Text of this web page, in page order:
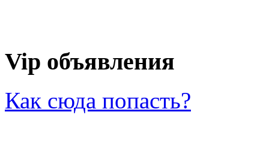
Vip объявления
Как сюда попасть?